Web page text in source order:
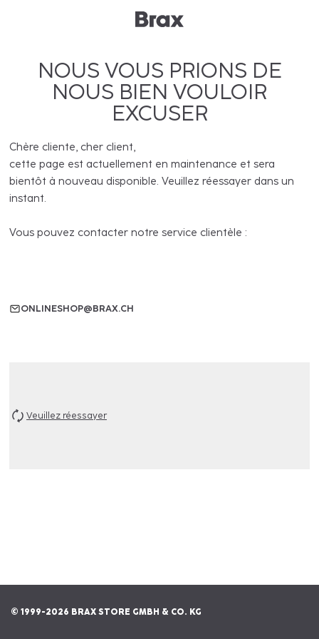
NOUS VOUS PRIONS DE
NOUS BIEN VOULOIR
EXCUSER
Chère cliente, cher client,
cette page est actuellement en maintenance et sera
bientôt à nouveau disponible. Veuillez réessayer dans un
instant.
Vous pouvez contacter notre service clientèle :
ONLINESHOP@BRAX.CH
Veuillez réessayer
© 1999-2026 BRAX STORE GMBH & CO. KG